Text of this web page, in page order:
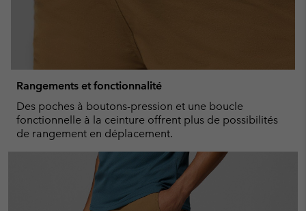
Rangements et fonctionnalité
Des poches à boutons-pression et une boucle
fonctionnelle à la ceinture offrent plus de possibilités
de rangement en déplacement.